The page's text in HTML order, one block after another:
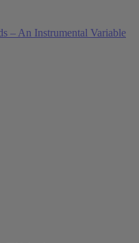
– An Instrumental Variable